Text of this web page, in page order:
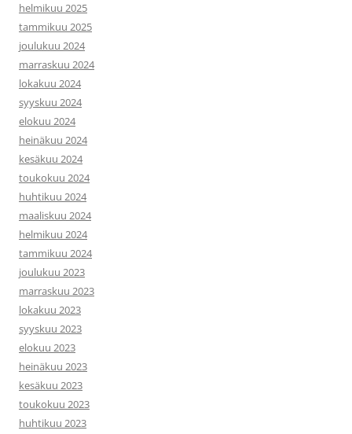
helmikuu 2025
tammikuu 2025
joulukuu 2024
marraskuu 2024
lokakuu 2024
syyskuu 2024
elokuu 2024
heinäkuu 2024
kesäkuu 2024
toukokuu 2024
huhtikuu 2024
maaliskuu 2024
helmikuu 2024
tammikuu 2024
joulukuu 2023
marraskuu 2023
lokakuu 2023
syyskuu 2023
elokuu 2023
heinäkuu 2023
kesäkuu 2023
toukokuu 2023
huhtikuu 2023